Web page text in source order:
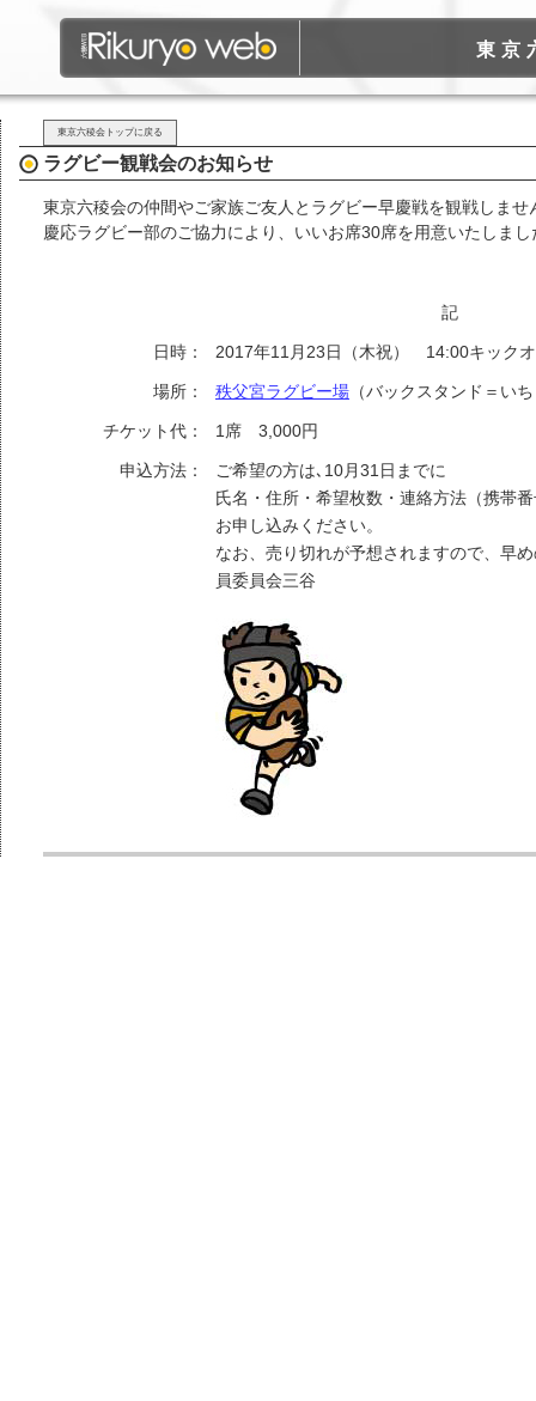
東京
東京六稜会トップに戻る
ラグビー観戦会のお知らせ
東京六稜会の仲間やご家族ご友人とラグビー早慶戦を観戦しませ
慶応ラグビー部のご協力により、いいお席30席を用意いたしまし
記
日時： 2017年11月23日（木祝） 14:00キック
場所： 秩父宮ラグビー場 （バックスタンド＝い
チケット代： 1席 3,000円
申込方法：
ご希望の方は､10月31日までに
氏名・住所・希望枚数・連絡方法（携帯
お申し込みください。
なお、売り切れが予想されますので、早
員委員会三谷